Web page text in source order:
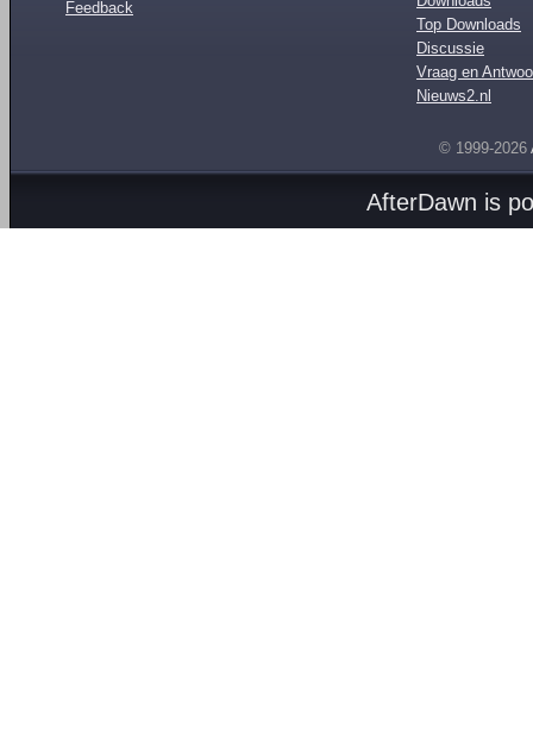
Feedback
Top Downloads
Discussie
Vraag en
Nieuws2.nl
© 1999-2026
AfterDawn is